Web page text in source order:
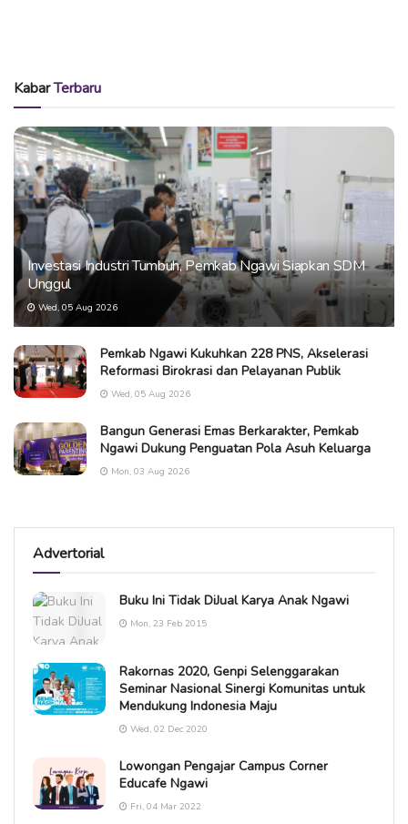
KabarTerbaru
Investasi Industri Tumbuh, Pemkab Ngawi Siapkan SDM
Unggul
Wed, 05 Aug 2026
Pemkab Ngawi Kukuhkan 228 PNS, Akselerasi
Reformasi Birokrasi dan Pelayanan Publik
Wed, 05 Aug 2026
Bangun Generasi Emas Berkarakter, Pemkab
Ngawi Dukung Penguatan Pola Asuh Keluarga
Mon, 03 Aug 2026
Advertorial
Buku Ini Tidak DiJual Karya Anak Ngawi
Mon, 23 Feb 2015
Rakornas 2020, Genpi Selenggarakan
Seminar Nasional Sinergi Komunitas untuk
Mendukung Indonesia Maju
Wed, 02 Dec 2020
Lowongan Pengajar Campus Corner
Educafe Ngawi
Fri, 04 Mar 2022